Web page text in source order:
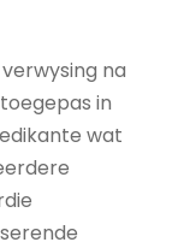
na
in
wat